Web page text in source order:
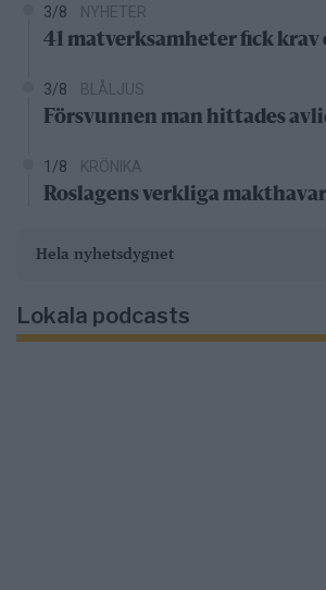
3/8 NYHETER
41 matverksamheter fick
3/8 BLÅLJUS
Försvunnen man hittades
1/8 KRÖNIKA
Roslagens verkliga
Hela nyhetsdygnet
Lokala podcasts